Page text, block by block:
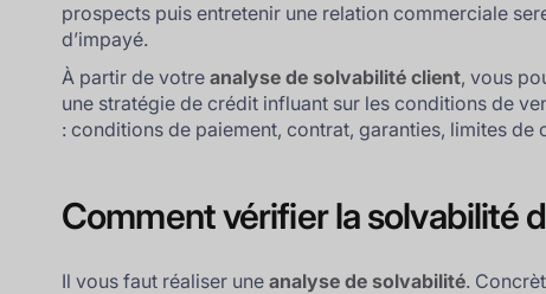
prospects puis entretenir une relation commerciale
d’impayé.
À partir de votreanalyse de solvabilité client, vous
une stratégie de crédit influant sur les conditions de
: conditions de paiement, contrat, garanties, limites de
Comment vérifier la solvabilité
Il vous faut réaliser uneanalyse de solvabilité.